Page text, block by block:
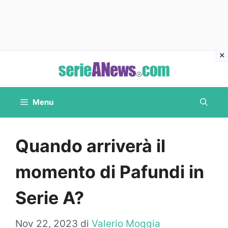
contenuto
Menu
Quando arriverà il
momento di Pafundi in
Serie A?
Nov 22, 2023 di Valerio Moggia